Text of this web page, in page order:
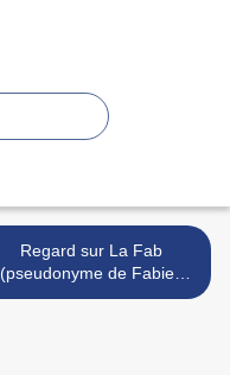
Regard sur La Fab
(pseudonyme de Fabien
Dalmasso ; : en BD >